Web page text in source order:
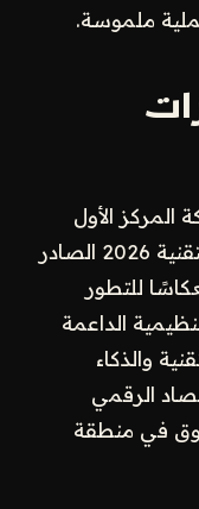
ملموسة.
المركز الأول
عالميًا في مؤشر تنمية الاتصالات والتقنية 2026 الصادر
للتطور
الداعمة
والذكاء
الرقمي
في منطقة